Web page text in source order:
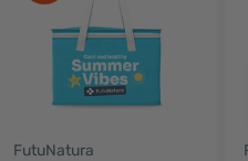
FutuNatura